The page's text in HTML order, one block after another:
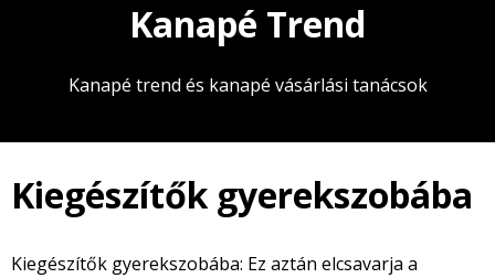
Kanapé Trend
Kanapé trend és kanapé vásárlási tanácsok
Kiegészítők gyerekszobába
Kiegészítők gyerekszobába: Ez aztán elcsavarja a